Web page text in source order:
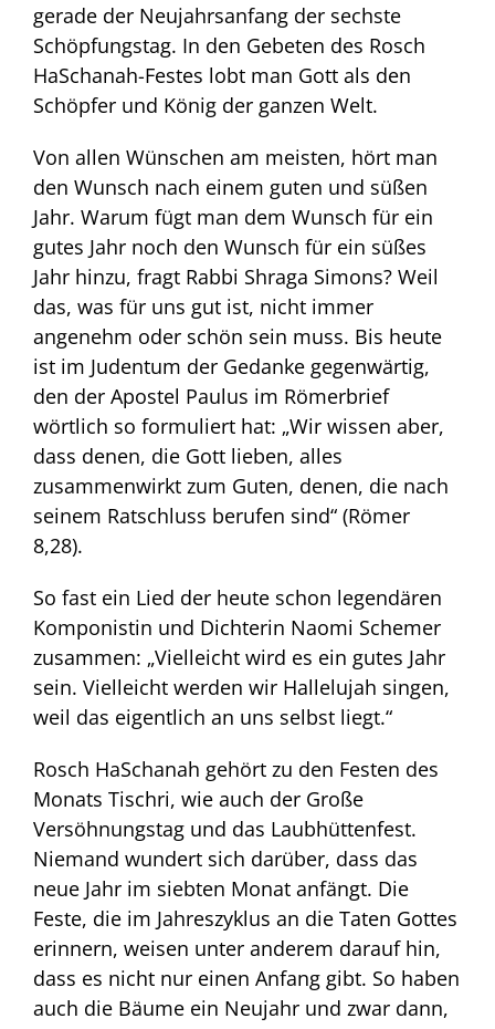
gerade der Neujahrsanfang der sechste
Schöpfungstag. In den Gebeten des Rosch
HaSchanah-Festes lobt man Gott als den
Schöpfer und König der ganzen Welt.
Von allen Wünschen am meisten, hört man
den Wunsch nach einem guten und süßen
Jahr. Warum fügt man dem Wunsch für ein
gutes Jahr noch den Wunsch für ein süßes
Jahr hinzu, fragt Rabbi Shraga Simons? Weil
das, was für uns gut ist, nicht immer
angenehm oder schön sein muss. Bis heute
ist im Judentum der Gedanke gegenwärtig,
den der Apostel Paulus im Römerbrief
wörtlich so formuliert hat: „Wir wissen aber,
dass denen, die Gott lieben, alles
zusammenwirkt zum Guten, denen, die nach
seinem Ratschluss berufen sind“ (Römer
8,28).
So fast ein Lied der heute schon legendären
Komponistin und Dichterin Naomi Schemer
zusammen: „Vielleicht wird es ein gutes Jahr
sein. Vielleicht werden wir Hallelujah singen,
weil das eigentlich an uns selbst liegt.“
Rosch HaSchanah gehört zu den Festen des
Monats Tischri, wie auch der Große
Versöhnungstag und das Laubhüttenfest.
Niemand wundert sich darüber, dass das
neue Jahr im siebten Monat anfängt. Die
Feste, die im Jahreszyklus an die Taten Gottes
erinnern, weisen unter anderem darauf hin,
dass es nicht nur einen Anfang gibt. So haben
auch die Bäume ein Neujahr und zwar dann,